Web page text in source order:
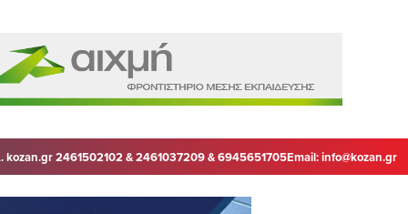
kozan.gr 2461502102 & 2461037209 & 6945651705Email:info@kozan.gr